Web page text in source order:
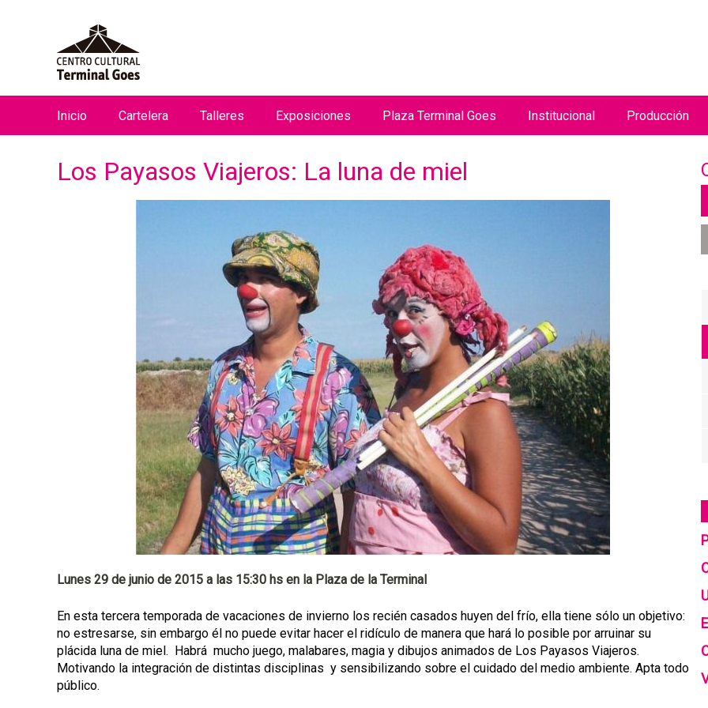
Los Payasos Viajeros: La luna de miel
Lunes 29 de junio de 2015 a las 15:30 hs en la Plaza de la Terminal
En esta tercera temporada de vacaciones de invierno los recién casados huyen del frío, ella tiene sólo un objetivo:
no estresarse, sin embargo él no puede evitar hacer el ridículo de manera que hará lo posible por arruinar su
plácida luna de miel. Habrá mucho juego, malabares, magia y dibujos animados de Los Payasos Viajeros.
Motivando la integración de distintas disciplinas y sensibilizando sobre el cuidado del medio ambiente. Apta todo
público.
n
Inicio Cartelera Talleres Exposiciones Plaza Terminal Goes Institucional Producción